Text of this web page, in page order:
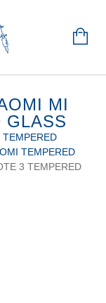
MI
GLASS
TEMPERED
3 TEMPERED